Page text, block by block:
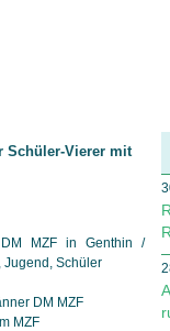
Schüler-Vierer mit
MZF in Genthin /
Jugend, Schüler
DM MZF
MZF